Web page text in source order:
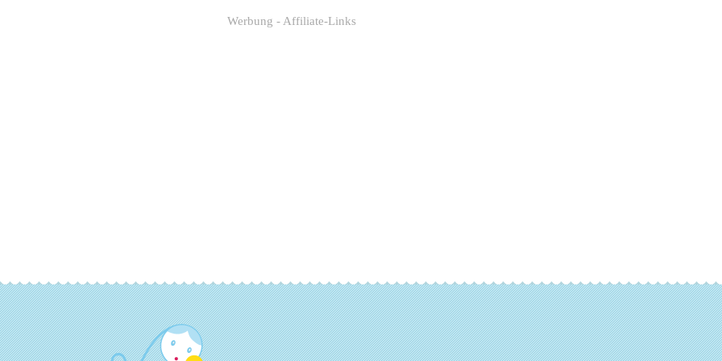
Werbung - Affiliate-Links